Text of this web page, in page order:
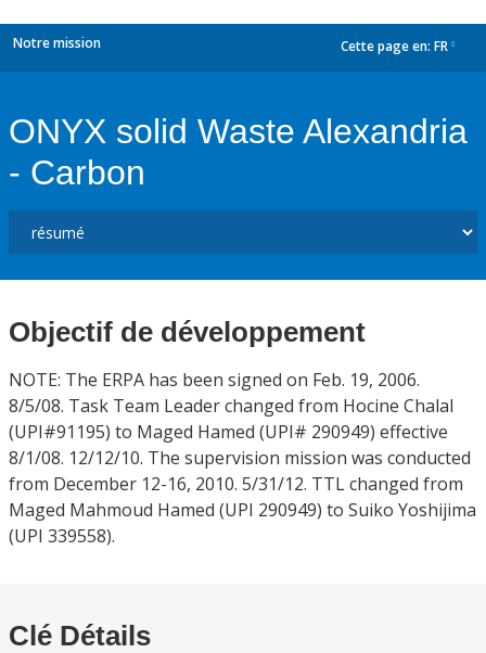
Notre mission Cette page en: FR
ONYX solid Waste Alexandria
- Carbon
Objectif de développement
NOTE: The ERPA has been signed on Feb. 19, 2006.
8/5/08. Task Team Leader changed from Hocine Chalal
(UPI#91195) to Maged Hamed (UPI# 290949) effective
8/1/08. 12/12/10. The supervision mission was conducted
from December 12-16, 2010. 5/31/12. TTL changed from
Maged Mahmoud Hamed (UPI 290949) to Suiko Yoshijima
(UPI 339558).
Clé Détails